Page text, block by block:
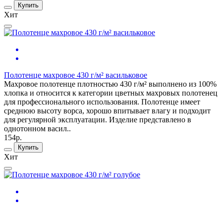
Купить
Хит
Полотенце махровое 430 г/м² васильковое
Махровое полотенце плотностью 430 г/м² выполнено из 100%
хлопка и относится к категории цветных махровых полотенец
для профессионального использования. Полотенце имеет
среднюю высоту ворса, хорошо впитывает влагу и подходит
для регулярной эксплуатации. Изделие представлено в
однотонном васил..
154р.
Купить
Хит